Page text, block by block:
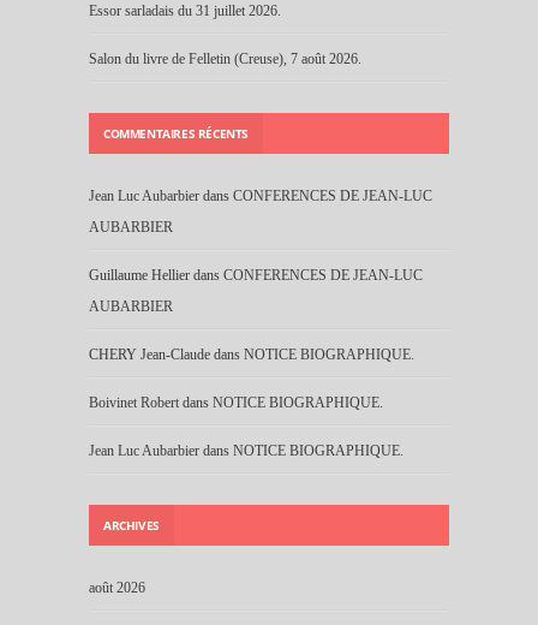
Essor sarladais du 31 juillet 2026.
Salon du livre de Felletin (Creuse), 7 août 2026.
COMMENTAIRES RÉCENTS
Jean Luc Aubarbier dans CONFERENCES DE JEAN-LUC
AUBARBIER
Guillaume Hellier dans CONFERENCES DE JEAN-LUC
AUBARBIER
CHERY Jean-Claude dans NOTICE BIOGRAPHIQUE.
Boivinet Robert dans NOTICE BIOGRAPHIQUE.
Jean Luc Aubarbier dans NOTICE BIOGRAPHIQUE.
ARCHIVES
août 2026